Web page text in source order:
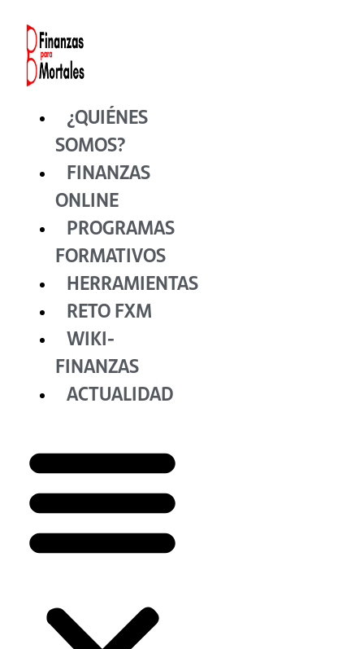
contenido
¿QUIÉNES
SOMOS?
FINANZAS
ONLINE
PROGRAMAS
FORMATIVOS
HERRAMIENTAS
RETO FXM
WIKI-
FINANZAS
ACTUALIDAD